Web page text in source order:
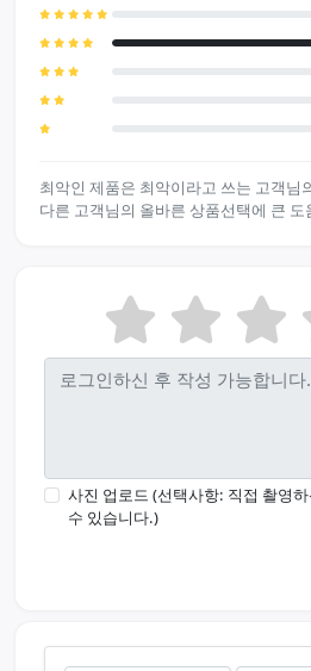
최악인 제품은 최악이라고 쓰는 고객님
다른 고객님의 올바른 상품선택에 큰 도
사진 업로드 (선택사항: 직접 촬영
수 있습니다.)